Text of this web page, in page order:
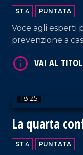
ST 4 PUNTATA
Voce agli esperti
prevenzione a
18:25
La quarta
Mediocrati
ST 4 PUNTATA